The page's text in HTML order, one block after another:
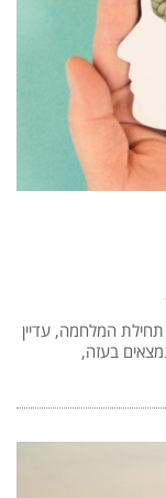
בחלוף כמעט 450 יום מאז תחילת המלחמה, עדיין
בעזה,